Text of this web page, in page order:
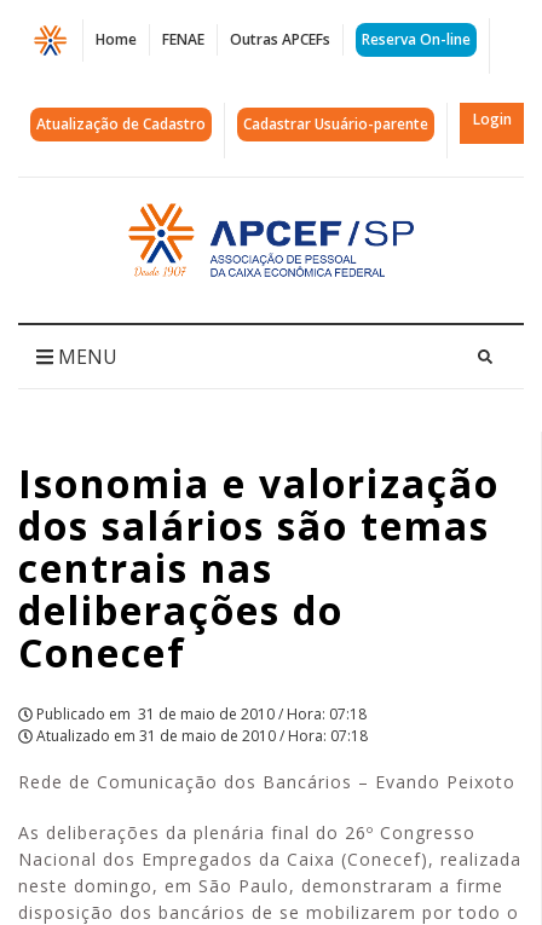
Página
Isonomia
salários
temas
deliberações
do
Conecef
|
APCEF/SP
Home FENAE Outras APCEFs Reserva On-line
Atualização de Cadastro Cadastrar Usuário-parente Login
Acessar
página
inicial
MENU
Isonomia e valorização
dos salários são temas
centrais nas
deliberações do
Conecef
Publicado em 31 de maio de 2010 / Hora: 07:18
Atualizado em 31 de maio de 2010 / Hora: 07:18
Rede de Comunicação dos Bancários – Evando Peixoto
As deliberações da plenária final do 26º Congresso
Nacional dos Empregados da Caixa (Conecef), realizada
neste domingo, em São Paulo, demonstraram a firme
disposição dos bancários de se mobilizarem por todo o